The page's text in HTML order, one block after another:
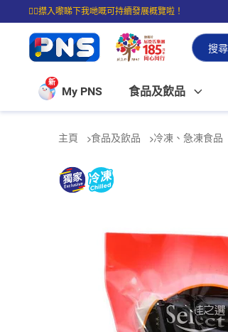
☝🏼㩒入嚟睇下我哋嘅可持續發展概覽啦！
⭐購物滿$399即享免費送貨；滿$100即可免費店取。
新
My PNS 食品及飲品
主頁 食品及飲品 冷凍、急凍食品